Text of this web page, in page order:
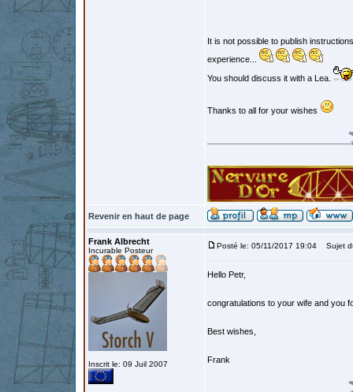
It is not possible to publish
experience...
You should discuss it with a Lea.
Thanks to all for your wishes
Revenir en haut de page
Frank Albrecht
Incurable Posteur
Inscrit le: 09 Juil 2007
Posté le: 05/11/2017 19:04 Sujet
Hello Petr,
congratulations to your wife and you
Best wishes,
Frank